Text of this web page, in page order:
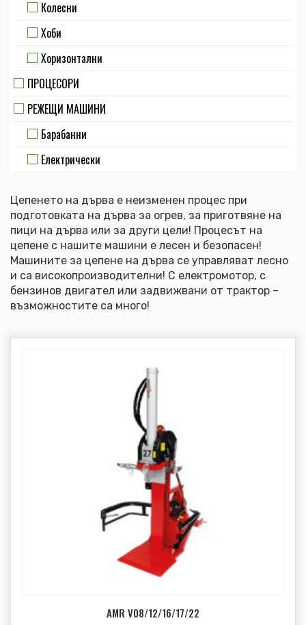
Колесни
Хоби
Хоризонтални
ПРОЦЕСОРИ
РЕЖЕЩИ МАШИНИ
Барабанни
Електрически
Цепенето на дърва е неизменен процес при
подготовката на дърва за огрев, за приготвяне на
пици на дърва или за други цели! Процесът на
цепене с нашите машини е лесен и безопасен!
Машините за цепене на дърва се управляват лесно
и са високопроизводителни! С електромотор, с
бензинов двигател или задвижвани от трактор –
възможностите са много!
AMR V08/12/16/17/22